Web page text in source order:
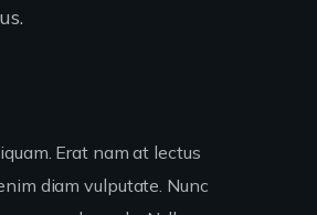
Erat nam at lectus
diam vulputate. Nunc